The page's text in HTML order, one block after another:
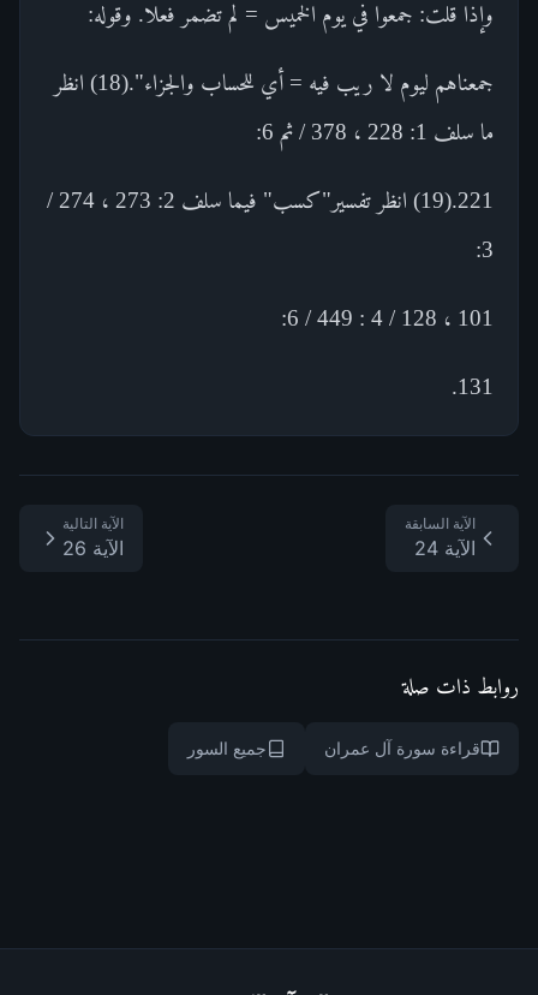
وإذا قلت: جمعوا في يوم الخميس = لم تضمر فعلا. وقوله:
جمعناهم ليوم لا ريب فيه = أي للحساب والجزاء".(18) انظر
ما سلف 1: 228 ، 378 / ثم 6:
221.(19) انظر تفسير"كسب" فيما سلف 2: 273 ، 274 /
3:
101 ، 128 / 4 : 449 / 6:
131.
الآية السابقة
الآية 24
الآية التالية
الآية 26
روابط ذات صلة
قراءة سورة آل عمران جميع السور